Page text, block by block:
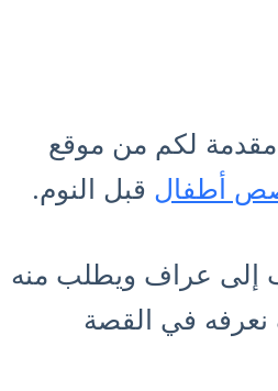
مقدمة لكم من موقع
أطفال قبل النوم.
إلى عراف ويطلب منه
في القصة